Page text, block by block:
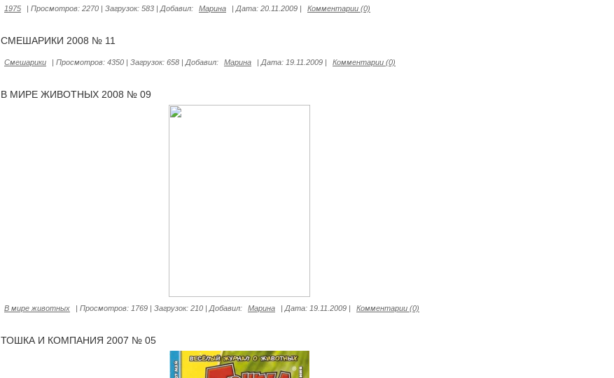
1975 | Просмотров: 2270 | Загрузок: 583 | Добавил: Марина | Дата: 20.11.2009 | Комментарии (0)
СМЕШАРИКИ 2008 № 11
Смешарики | Просмотров: 4350 | Загрузок: 658 | Добавил: Марина | Дата: 19.11.2009 | Комментарии (0)
В МИРЕ ЖИВОТНЫХ 2008 № 09
В мире животных | Просмотров: 1769 | Загрузок: 210 | Добавил: Марина | Дата: 19.11.2009 | Комментарии (0)
ТОШКА И КОМПАНИЯ 2007 № 05